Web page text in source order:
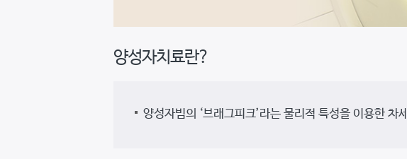
양성자치료란?
양성자빔의 ‘브래그피크’라는 물리적 특성을 이용한 차